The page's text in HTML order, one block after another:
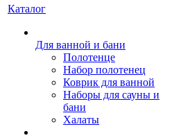
Каталог
Для ванной и бани
Полотенце
Набор полотенец
Коврик для ванной
Наборы для сауны и
бани
Халаты